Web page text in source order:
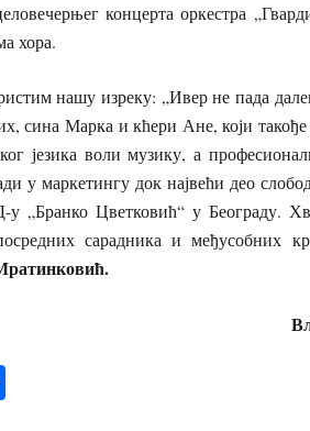
концерта оркестра
хора.
нашу изреку: „Ивер не пада
сина Марка и кћери Ане, који
језика воли музику, а
у маркетингу док највећи део
„Бранко Цветковић“ у Београду.
сарадника и међусобних